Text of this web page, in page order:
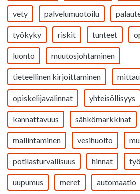
vety palvelumuotoilu
työkyky riskit tunteet
luonto muutosjohtaminen
tieteellinen kirjoittaminen
opiskelijavalinnat yhteisöllisyys
kannattavuus sähkömarkkinat
mallintaminen vesihuolto
potilasturvallisuus hinnat
uupumus meret automaatio